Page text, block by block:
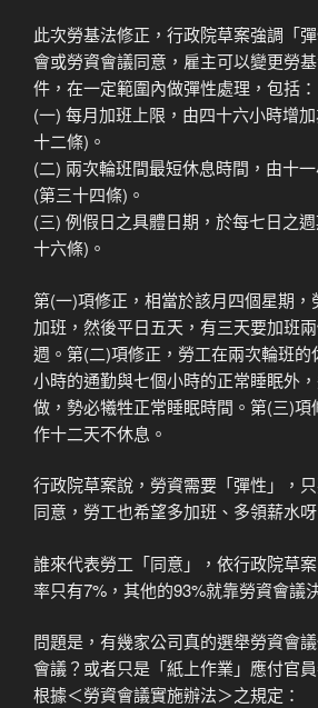
此次勞基法修正，行政院草案強調「
會或勞資會議同意，雇主可以變更勞
件，在一定範圍內做彈性處理，包括：
(一) 每月加班上限，由四十六小時增
十二條)。
(二) 兩次輪班間最短休息時間，由十
(第三十四條)。
(三) 例假日之具體日期，於每七日之
十六條)。
第(一)項修正，相當於該月四個星期，
加班，然後平日五天，有三天要加班
週。第(二)項修正，勞工在兩次輪班的
小時的通勤與七個小時的正常睡眠外
做，勢必犧牲正常睡眠時間。第(三)項
作十二天不休息。
行政院草案說，勞資需要「彈性」，
同意，勞工也希望多加班、多領薪水呀
誰來代表勞工「同意」，依行政院草
率只有7%，其他的93%就靠勞資會議
問題是，有幾家公司真的選舉勞資會
會議？或者只是「紙上作業」應付官
根據＜勞資會議實施辦法＞之規定：